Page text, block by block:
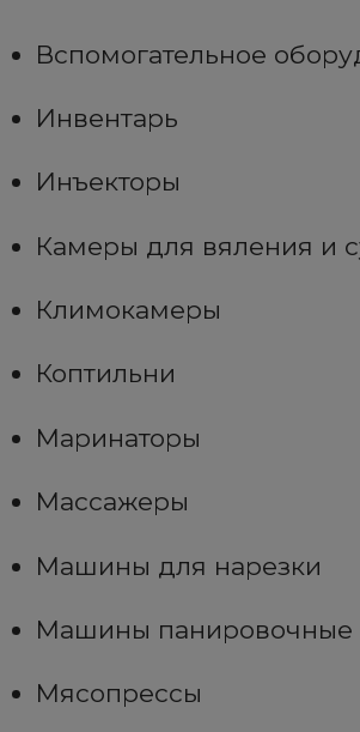
Вспомогательное
Инвентарь
Инъекторы
Камеры для вяления и
Климокамеры
Коптильни
Маринаторы
Массажеры
Машины для нарезки
Машины панировочные
Мясопрессы